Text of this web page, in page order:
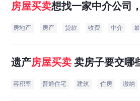
房屋买卖想找一家中介公司
房地产 房产 贷款 收费 中介
遗产房屋买卖卖房子要交哪
容积率 普通住宅 建筑 住房 缴纳